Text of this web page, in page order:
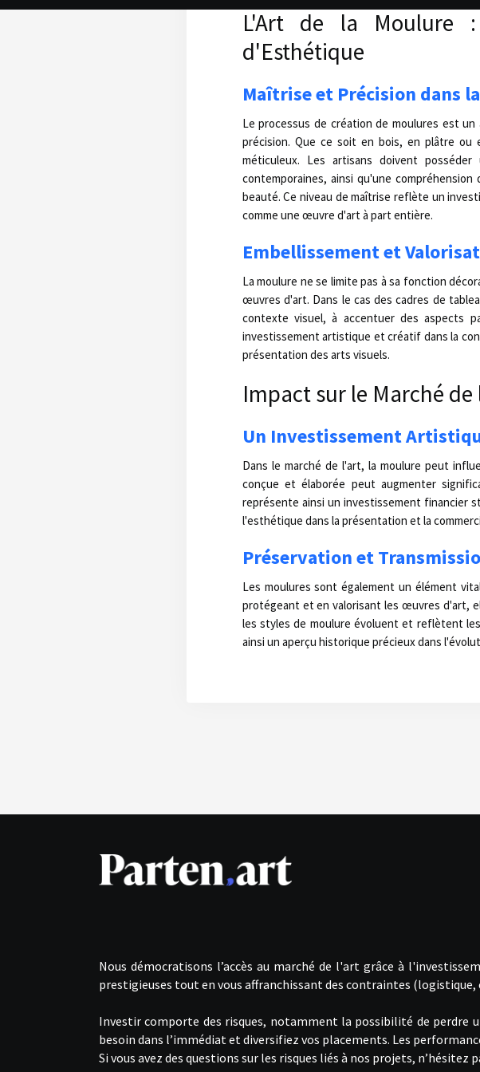
L'Art de la Moulure
d'Esthétique
Maîtrise et Précision dans
Le processus de création de moulures est
précision. Que ce soit en bois, en plâtre
méticuleux. Les artisans doivent
contemporaines, ainsi qu'une
beauté. Ce niveau de maîtrise reflète un
comme une œuvre d'art à part entière.
Embellissement et
La moulure ne se limite pas à sa fonction
œuvres d'art. Dans le cas des cadres de
contexte visuel, à accentuer des aspects
investissement artistique et créatif dans la
présentation des arts visuels.
Impact sur le Marché
Un Investissement
Dans le marché de l'art, la moulure peut
conçue et élaborée peut augmenter
représente ainsi un investissement financier
l'esthétique dans la présentation et la
Préservation et
Les moulures sont également un élément
protégeant et en valorisant les œuvres d'art,
les styles de moulure évoluent et reflètent
ainsi un aperçu historique précieux dans
Nous démocratisons l’accès au marché de l'art grâce à
prestigieuses tout en vous affranchissant des contraintes (logistique,
Investir comporte des risques, notamment la possibilité de perdre
besoin dans l’immédiat et diversifiez vos placements. Les
Si vous avez des questions sur les risques liés à nos projets,